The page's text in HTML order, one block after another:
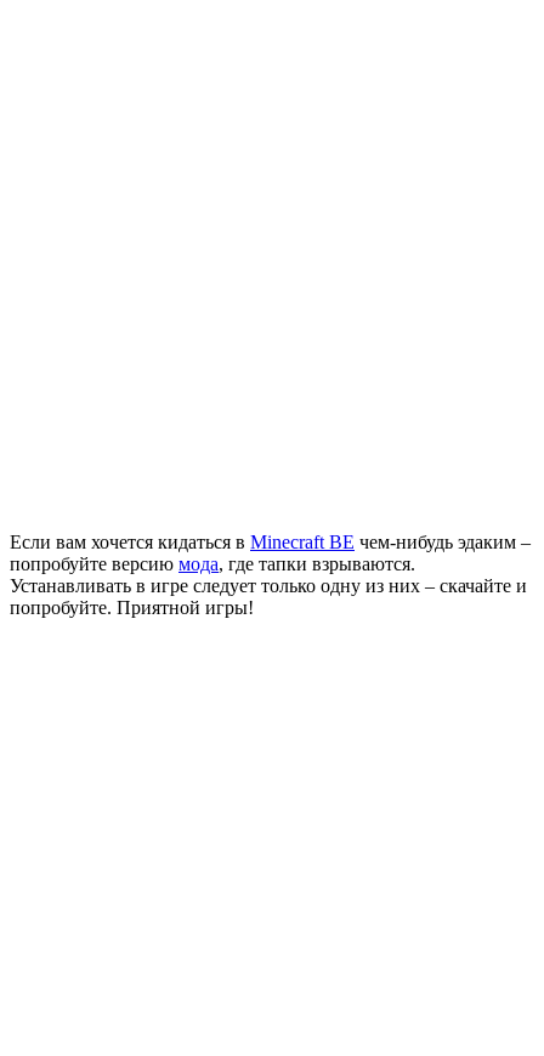
Если вам хочется кидаться в Minecraft BE чем-нибудь эдаким –
попробуйте версию мода, где тапки взрываются.
Устанавливать в игре следует только одну из них – скачайте и
попробуйте. Приятной игры!